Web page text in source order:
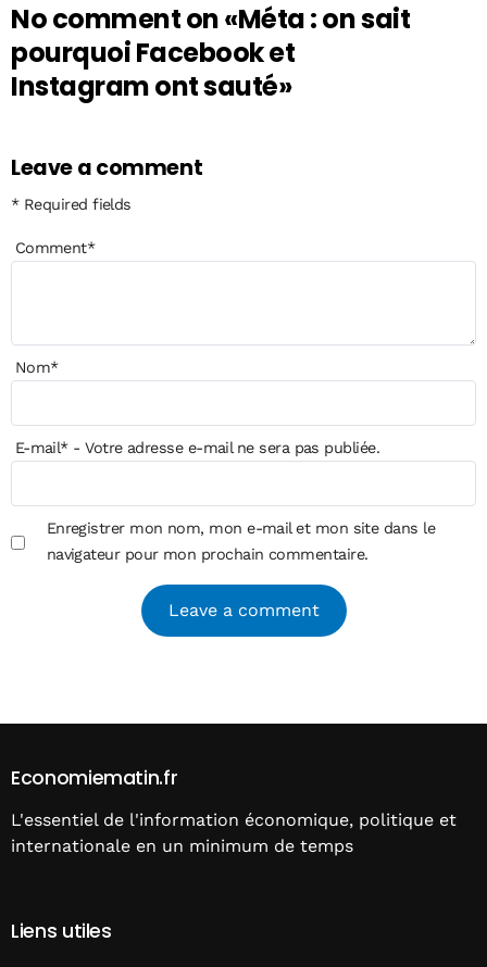
No comment on«Méta : on sait
pourquoi Facebook et
Instagram ont sauté»
Leave a comment
* Required fields
Comment*
Nom*
E-mail*- Votre adresse e-mail ne sera pas publiée.
Enregistrer mon nom, mon e-mail et mon site dans le
navigateur pour mon prochain commentaire.
Economiematin.fr
L'essentiel de l'information économique, politique et
internationale en un minimum de temps
Liens utiles